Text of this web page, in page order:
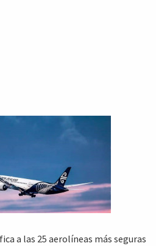
a las 25 aerolíneas más seguras